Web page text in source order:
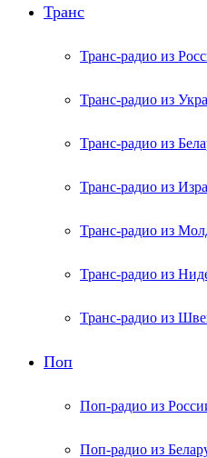
Транс
Транс-радио из
Транс-радио из
Транс-радио из
Транс-радио из
Транс-радио из
Транс-радио из
Транс-радио из
Поп
Поп-радио из
Поп-радио из